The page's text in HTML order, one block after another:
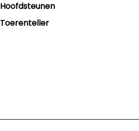
Hoofdsteunen
Toerenteller